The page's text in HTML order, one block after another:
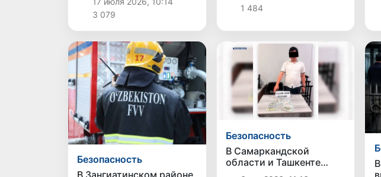
преференциальным
торговым режимом
3 079
1 484
Безопасность
Безопасность
В Самаркандской
области и Ташкенте
пресечены факты